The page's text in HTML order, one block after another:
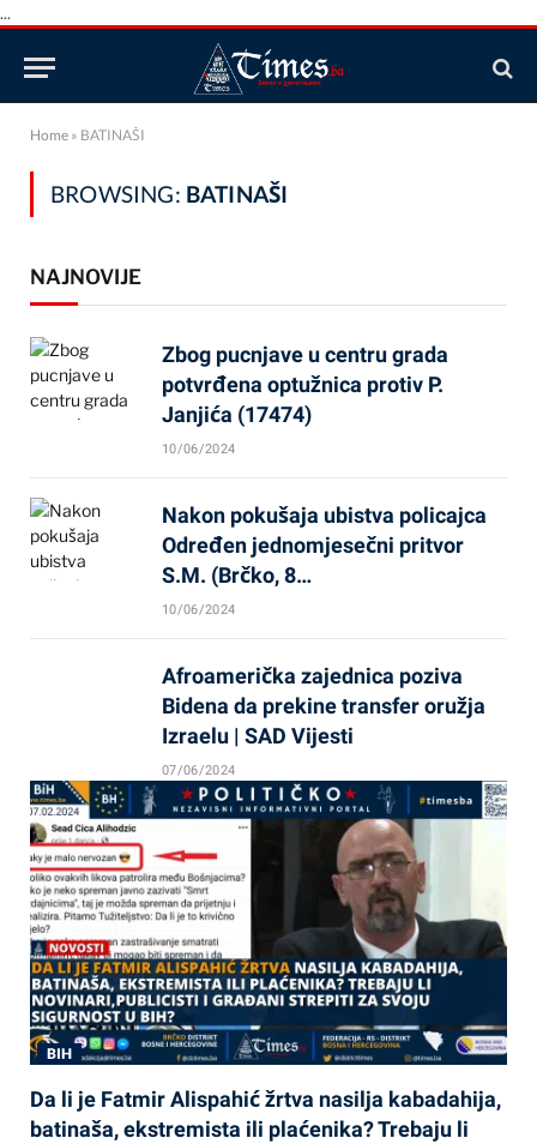
...
Home » BATINAŠI
BROWSING: BATINAŠI
NAJNOVIJE
Zbog pucnjave u centru grada
potvrđena optužnica protiv P.
Janjića (17474)
10/06/2024
Nakon pokušaja ubistva policajca
Određen jednomjesečni pritvor
S.M. (Brčko, 8…
10/06/2024
Afroamerička zajednica poziva
Bidena da prekine transfer oružja
Izraelu | SAD Vijesti
07/06/2024
BIH
Da li je Fatmir Alispahić žrtva nasilja kabadahija,
batinaša, ekstremista ili plaćenika? Trebaju li